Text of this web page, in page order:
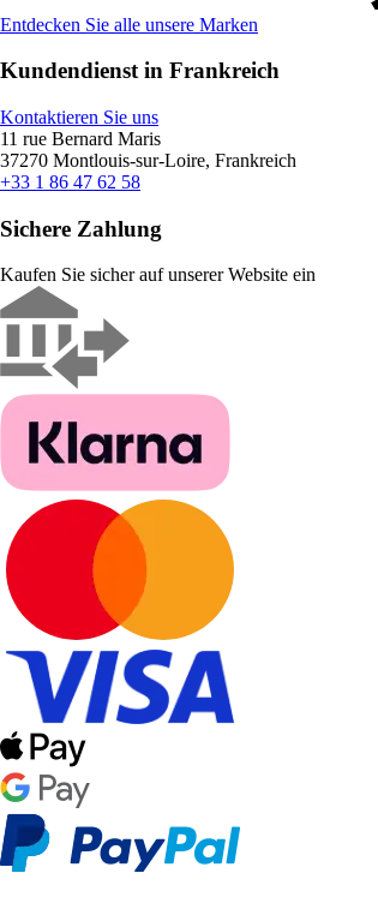
Entdecken Sie alle unsere Marken
Kundendienst in Frankreich
Kontaktieren Sie uns
11 rue Bernard Maris
37270 Montlouis-sur-Loire, Frankreich
+33 1 86 47 62 58
Sichere Zahlung
Kaufen Sie sicher auf unserer Website ein